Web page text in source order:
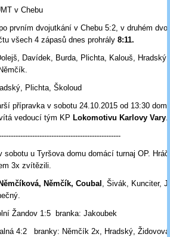
v Chebu
prvním dvojutkání v Chebu 5:2, v druhém
všech 4 zápasů dnes prohrály 8:11.
Davídek, Burda, Plichta, Kalouš,
Plichta, Školoud
přípravka v sobotu 24.10.2015 od 13:30
vedoucí tým KP Lokomotivu Karlovy Vary.
sobotu u Tyršova domu domácí turnaj OP.
3x zvítězili.
Němčík, Coubal , Šivák, Kunciter,
Žandov 1:5 branka: Jakoubek
Němčík 2x, Hradský, Židovová